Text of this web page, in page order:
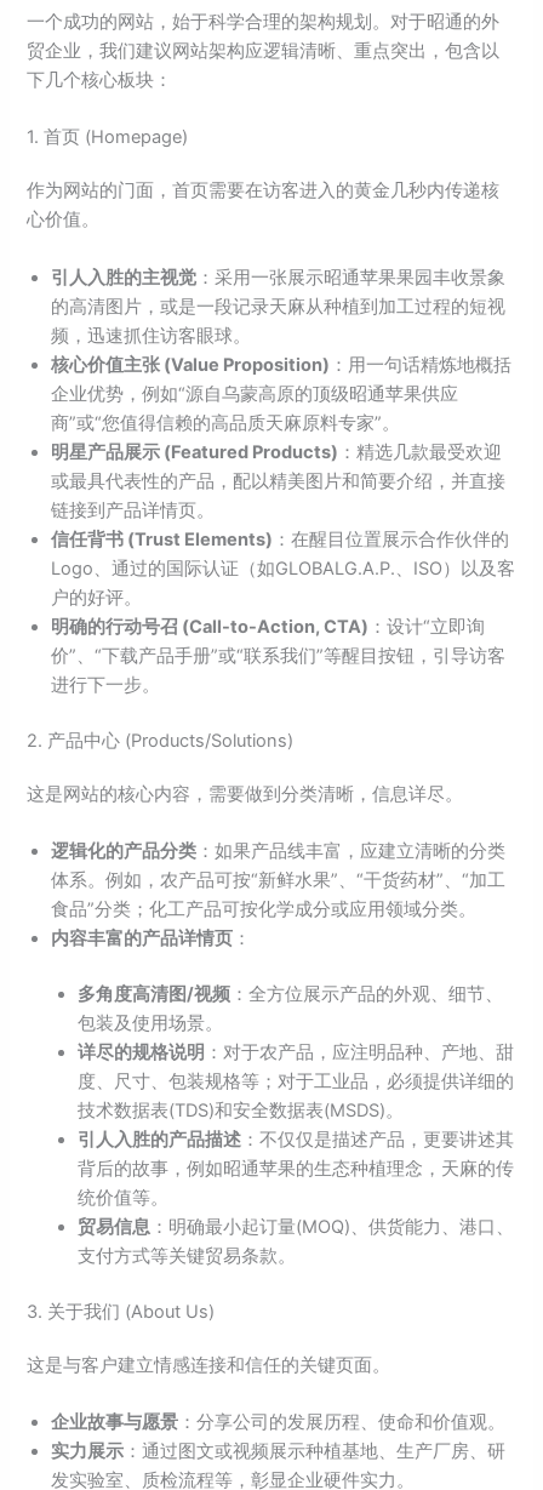
一个成功的网站，始于科学合理的架构规划。对于昭通的外
贸企业，我们建议网站架构应逻辑清晰、重点突出，包含以
下几个核心板块：
1. 首页 (Homepage)
作为网站的门面，首页需要在访客进入的黄金几秒内传递核
心价值。
引人入胜的主视觉 ：采用一张展示昭通苹果果园丰收景象
的高清图片，或是一段记录天麻从种植到加工过程的短视
频，迅速抓住访客眼球。
核心价值主张 (Value Proposition) ：用一句话精炼地概括
企业优势，例如“源自乌蒙高原的顶级昭通苹果供应
商”或“您值得信赖的高品质天麻原料专家”。
明星产品展示 (Featured Products) ：精选几款最受欢迎
或最具代表性的产品，配以精美图片和简要介绍，并直接
链接到产品详情页。
信任背书 (Trust Elements) ：在醒目位置展示合作伙伴的
Logo、通过的国际认证（如GLOBALG.A.P.、ISO）以及客
户的好评。
明确的行动号召 (Call-to-Action, CTA) ：设计“立即询
价”、“下载产品手册”或“联系我们”等醒目按钮，引导访客
进行下一步。
2. 产品中心 (Products/Solutions)
这是网站的核心内容，需要做到分类清晰，信息详尽。
逻辑化的产品分类 ：如果产品线丰富，应建立清晰的分类
体系。例如，农产品可按“新鲜水果”、“干货药材”、“加工
食品”分类；化工产品可按化学成分或应用领域分类。
内容丰富的产品详情页 ：
多角度高清图/视频 ：全方位展示产品的外观、细节、
包装及使用场景。
详尽的规格说明 ：对于农产品，应注明品种、产地、甜
度、尺寸、包装规格等；对于工业品，必须提供详细的
技术数据表(TDS)和安全数据表(MSDS)。
引人入胜的产品描述 ：不仅仅是描述产品，更要讲述其
背后的故事，例如昭通苹果的生态种植理念，天麻的传
统价值等。
贸易信息 ：明确最小起订量(MOQ)、供货能力、港口、
支付方式等关键贸易条款。
3. 关于我们 (About Us)
这是与客户建立情感连接和信任的关键页面。
企业故事与愿景 ：分享公司的发展历程、使命和价值观。
实力展示 ：通过图文或视频展示种植基地、生产厂房、研
发实验室、质检流程等，彰显企业硬件实力。